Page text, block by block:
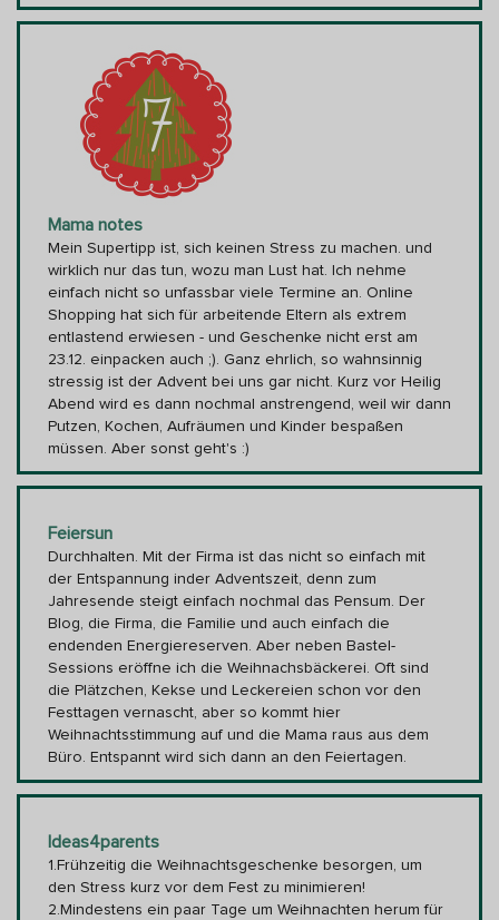
Mama notes
Mein Supertipp ist, sich keinen Stress zu machen. und
wirklich nur das tun, wozu man Lust hat. Ich nehme
einfach nicht so unfassbar viele Termine an. Online
Shopping hat sich für arbeitende Eltern als extrem
entlastend erwiesen - und Geschenke nicht erst am
23.12. einpacken auch ;). Ganz ehrlich, so wahnsinnig
stressig ist der Advent bei uns gar nicht. Kurz vor Heilig
Abend wird es dann nochmal anstrengend, weil wir dann
Putzen, Kochen, Aufräumen und Kinder bespaßen
müssen. Aber sonst geht's :)
Feiersun
Durchhalten. Mit der Firma ist das nicht so einfach mit
der Entspannung inder Adventszeit, denn zum
Jahresende steigt einfach nochmal das Pensum. Der
Blog, die Firma, die Familie und auch einfach die
endenden Energiereserven. Aber neben Bastel-
Sessions eröffne ich die Weihnachsbäckerei. Oft sind
die Plätzchen, Kekse und Leckereien schon vor den
Festtagen vernascht, aber so kommt hier
Weihnachtsstimmung auf und die Mama raus aus dem
Büro. Entspannt wird sich dann an den Feiertagen.
Ideas4parents
1.Frühzeitig die Weihnachtsgeschenke besorgen, um
den Stress kurz vor dem Fest zu minimieren!
2.Mindestens ein paar Tage um Weihnachten herum für